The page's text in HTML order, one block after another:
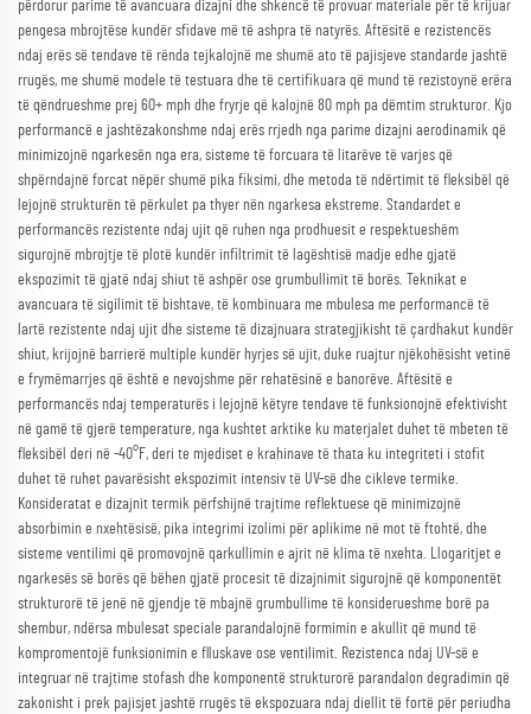
përdorur parime të avancuara dizajni dhe shkencë të provuar materiale për të krijuar
pengesa mbrojtëse kundër sfidave më të ashpra të natyrës. Aftësitë e rezistencës
ndaj erës së tendave të rënda tejkalojnë me shumë ato të pajisjeve standarde jashtë
rrugës, me shumë modele të testuara dhe të certifikuara që mund të rezistoynë erëra
të qëndrueshme prej 60+ mph dhe fryrje që kalojnë 80 mph pa dëmtim strukturor. Kjo
performancë e jashtëzakonshme ndaj erës rrjedh nga parime dizajni aerodinamik që
minimizojnë ngarkesën nga era, sisteme të forcuara të litarëve të varjes që
shpërndajnë forcat nëpër shumë pika fiksimi, dhe metoda të ndërtimit të fleksibël që
lejojnë strukturën të përkulet pa thyer nën ngarkesa ekstreme. Standardet e
performancës rezistente ndaj ujit që ruhen nga prodhuesit e respektueshëm
sigurojnë mbrojtje të plotë kundër infiltrimit të lagështisë madje edhe gjatë
ekspozimit të gjatë ndaj shiut të ashpër ose grumbullimit të borës. Teknikat e
avancuara të sigilimit të bishtave, të kombinuara me mbulesa me performancë të
lartë rezistente ndaj ujit dhe sisteme të dizajnuara strategjikisht të çardhakut kundër
shiut, krijojnë barrierë multiple kundër hyrjes së ujit, duke ruajtur njëkohësisht vetinë
e frymëmarrjes që është e nevojshme për rehatësinë e banorëve. Aftësitë e
performancës ndaj temperaturës i lejojnë këtyre tendave të funksionojnë efektivisht
në gamë të gjerë temperature, nga kushtet arktike ku materjalet duhet të mbeten të
fleksibël deri në -40°F, deri te mjediset e krahinave të thata ku integriteti i stofit
duhet të ruhet pavarësisht ekspozimit intensiv të UV-së dhe cikleve termike.
Konsideratat e dizajnit termik përfshijnë trajtime reflektuese që minimizojnë
absorbimin e nxehtësisë, pika integrimi izolimi për aplikime në mot të ftohtë, dhe
sisteme ventilimi që promovojnë qarkullimin e ajrit në klima të nxehta. Llogaritjet e
ngarkesës së borës që bëhen gjatë procesit të dizajnimit sigurojnë që komponentët
strukturorë të jenë në gjendje të mbajnë grumbullime të konsiderueshme borë pa
shembur, ndërsa mbulesat speciale parandalojnë formimin e akullit që mund të
kompromentojë funksionimin e flluskave ose ventilimit. Rezistenca ndaj UV-së e
integruar në trajtime stofash dhe komponentë strukturorë parandalon degradimin që
zakonisht i prek pajisjet jashtë rrugës të ekspozuara ndaj diellit të fortë për periudha